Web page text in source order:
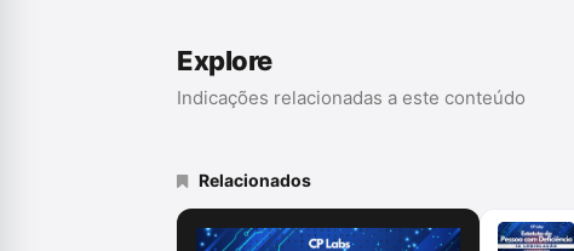
Explore
Indicações relacionadas a este conteúdo
Relacionados